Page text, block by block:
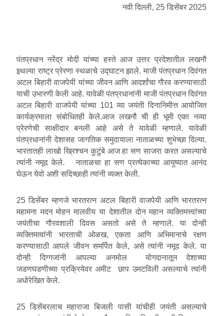
नवी दिल्‍ली, 25 डिसेंबर 2025
पंतप्रधान नरेंद्र मोदी यांच्या हस्ते आज उत्तर प्रदेशातील लखनौ
इथल्या राष्ट्र प्रेरणा स्थळाचे उद्घाटन झाले. माजी पंतप्रधान दिवंगत
अटल बिहारी वाजपेयी यांच्या जीवन आणि आदर्शांचा गौरव करण्यासाठी
याची उभारणी केली आहे. यावेळी पंतप्रधानांनी माजी पंतप्रधान दिवंगत
अटल बिहारी वाजपेयी यांच्या 101 व्या जयंती दिनानिमीत्त आयोजित
कार्यक्रमाला संबोधितही केले.आज लखनौ ची ही भूमी एका नव्या
प्रेरणेची साक्षीदार बनली आहे असे ते यावेळी म्हणाले. यावेळी
पंतप्रधानांनी देशासह जागतिक समुदायाला नाताळच्या शुभेच्छा दिल्या.
भारतातही लाखो ख्रिश्चन कुटुंबे आज हा सण साजरा करत असल्याचे
त्यांनी नमूद केले. नाताळचा हा सण प्रत्येकाच्या आयुष्यात आनंद
घेऊन येवो अशी सदिच्छाही त्यांनी व्यक्त केली.
25 डिसेंबर म्हणजे भारतरत्न अटल बिहारी वाजपेयी आणि भारतरत्न
महामना मदन मोहन मालवीय या देशातील दोन महान व्यक्तिमत्त्वांच्या
जयंतीचा गौरवशाली दिवस असतो असे ते म्हणाले. या दोन्ही
व्यक्तिमत्वांनी भारताची ओळख, एकता आणि अभिमानाचे रक्षण
करण्यासाठी आपले जीवन समर्पित केले, असे त्यांनी नमूद केले. या
दोन्ही दिग्गजांनी आपल्या अनमोल योगदानातून देशाच्या
जडणघडणीच्या प्रक्रियेवर अमीट छाप उमटविली असल्याचे त्यांनी
अधोरेखित केले.
25 डिसेंबरलाच महाराजा बिजली पासी यांचीही जयंती असल्याचे